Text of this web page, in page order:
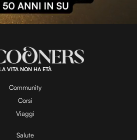
l
a
y
V
:
1
0
0
.
0
VITA NON HA ETÀ
Community
Corsi
Viaggi
Salute